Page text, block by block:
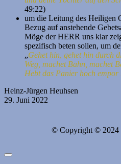
49:22)
um die Leitung des Heiligen
Bezug auf anstehende
Möge der HERR uns klar
spezifisch beten sollen, um
„Gehet hin, gehet hin durch
Weg, machet Bahn, machet
Hebt das Panier hoch
Heinz-Jürgen Heuhsen
29. Juni 2022
© Copyright © 2024